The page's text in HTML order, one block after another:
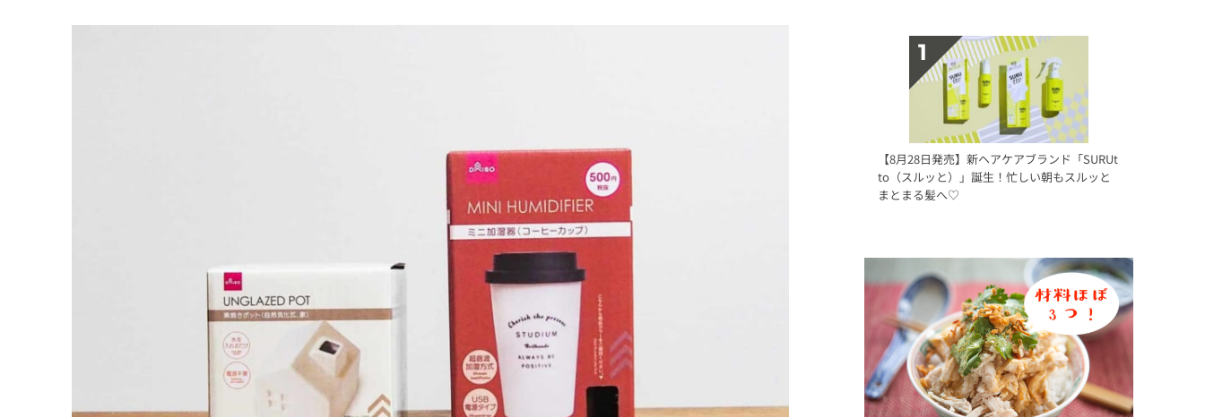
【8月28日発売】新ヘアケアブランド「SURUt
to（スルッと）」誕生！忙しい朝もスルッと
まとまる髪へ♡